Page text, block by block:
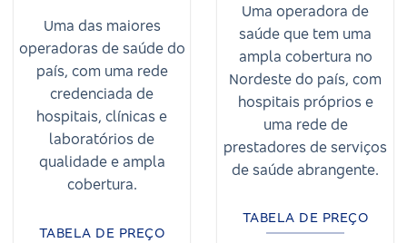
Uma das maiores
operadoras de saúde do
país, com uma rede
credenciada de
hospitais, clínicas e
laboratórios de
qualidade e ampla
cobertura.
TABELA DE PREÇO
Uma operadora de
saúde que tem uma
ampla cobertura no
Nordeste do país, com
hospitais próprios e
uma rede de
prestadores de serviços
de saúde abrangente.
TABELA DE PREÇO